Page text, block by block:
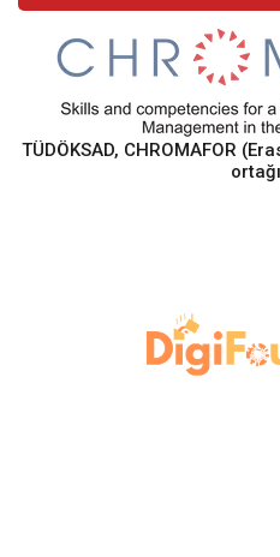
TÜDÖKSAD, CHROMAFOR